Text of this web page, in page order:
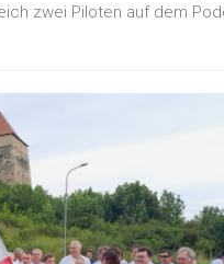
zwei Piloten auf dem